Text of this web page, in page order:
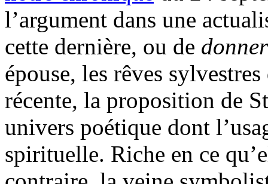
l’argument dans une
cette dernière, ou de
épouse, les rêves
récente, la proposition de
univers poétique dont
spirituelle. Riche en ce